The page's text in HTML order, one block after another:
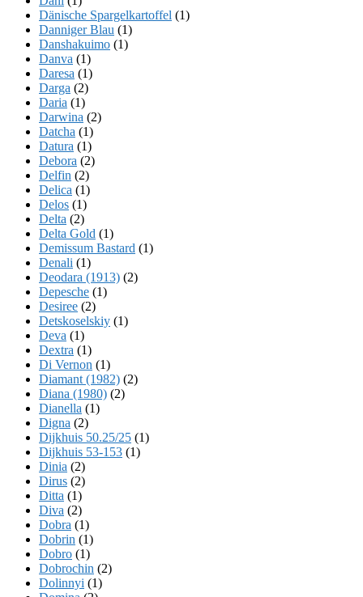
Dänische Spargelkartoffel (1)
Danniger Blau (1)
Danshakuimo (1)
Danva (1)
Daresa (1)
Darga (2)
Daria (1)
Darwina (2)
Datcha (1)
Datura (1)
Debora (2)
Delfin (2)
Delica (1)
Delos (1)
Delta (2)
Delta Gold (1)
Demissum Bastard (1)
Denali (1)
Deodara (1913) (2)
Depesche (1)
Desiree (2)
Detskoselskiy (1)
Deva (1)
Dextra (1)
Di Vernon (1)
Diamant (1982) (2)
Diana (1980) (2)
Dianella (1)
Digna (2)
Dijkhuis 50.25/25 (1)
Dijkhuis 53-153 (1)
Dinia (2)
Dirus (2)
Ditta (1)
Diva (2)
Dobra (1)
Dobrin (1)
Dobro (1)
Dobrochin (2)
Dolinnyi (1)